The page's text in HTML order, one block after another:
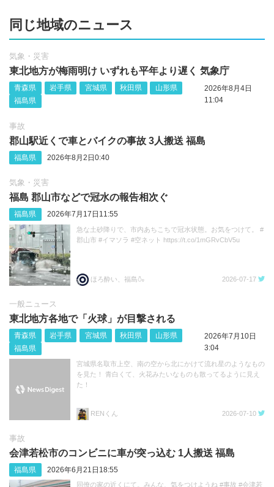
同じ地域のニュース
気象・災害
東北地方が梅雨明け いずれも平年より遅く 気象庁
青森県 岩手県 宮城県 秋田県
山形県
福島県
2026年8月4日
11:04
事故
郡山駅近くで車とバイクの事故 3人搬送 福島
福島県 2026年8月2日0:40
気象・災害
福島 郡山市などで冠水の報告相次ぐ
福島県 2026年7月17日11:55
急な土砂降りで、市内あちこちで冠水状態。お気をつけて。 #
郡山市 #イマソラ #空ネット https://t.co/1mGRvCbV5u
ほろ酔い、福島🍶 2026-07-17
一般ニュース
東北地方各地で「火球」が目撃される
青森県 岩手県 宮城県 秋田県
山形県
福島県
2026年7月10日
3:04
宮城県名取市上空、南の空から北にかけて流れ星のようなもの
を見た！ 青白くて、火花みたいなものも散ってるように見え
た！
RENくん 2026-07-10
事故
会津若松市のコンビニに車が突っ込む 1人搬送 福島
福島県 2026年6月21日18:55
同僚の家の近くにて。みんな、気をつけようね #事故 #会津若